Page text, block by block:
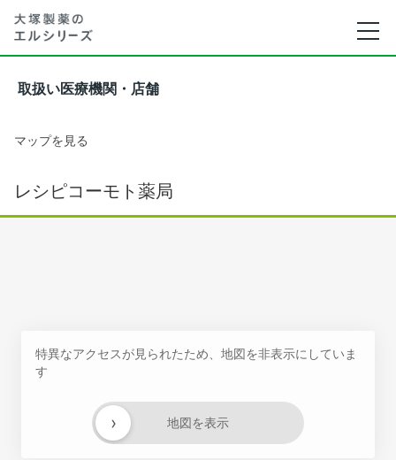
取扱い医療機関・店舗
マップを見る
レシピコーモト薬局
特異なアクセスが見られたため、地図を非表示にしていま
す
地図を表示
›